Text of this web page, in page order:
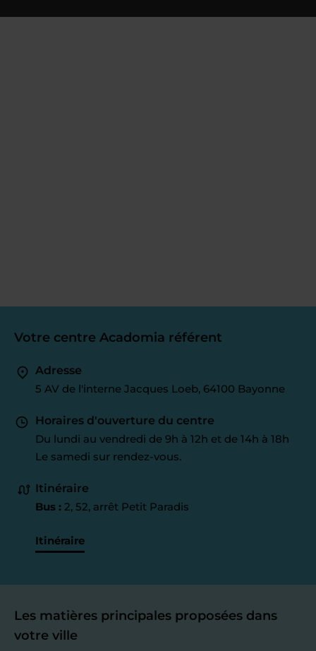
Votre centre Acadomia référent
Adresse
5 AV de l'interne Jacques Loeb, 64100 Bayonne
Horaires d'ouverture du centre
Du lundi au vendredi de 9h à 12h et de 14h à 18h
Le samedi sur rendez-vous.
Itinéraire
Bus : 2, 52, arrêt Petit Paradis
Itinéraire
Les matières principales proposées dans
votre ville